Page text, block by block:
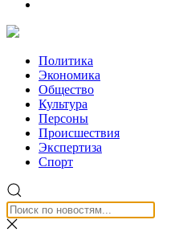
Политика
Экономика
Общество
Культура
Персоны
Происшествия
Экспертиза
Спорт